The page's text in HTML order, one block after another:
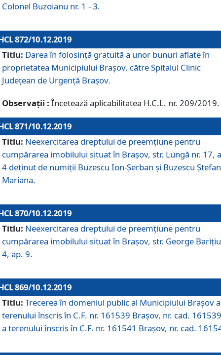
Colonel Buzoianu nr. 1 - 3.
872/10.12.2019
Titlu: Darea în folosinţă gratuită a unor bunuri aflate în
proprietatea Municipiului Braşov, către Spitalul Clinic
Judeţean de Urgenţă Braşov.
Observații : Încetează aplicabilitatea H.C.L. nr. 209/2019.
871/10.12.2019
Titlu: Neexercitarea dreptului de preemţiune pentru
cumpărarea imobilului situat în Braşov, str. Lungă nr. 17,
4 deţinut de numiţii Buzescu Ion-Şerban și Buzescu
Mariana.
870/10.12.2019
Titlu: Neexercitarea dreptului de preemţiune pentru
cumpărarea imobilului situat în Braşov, str. George
4, ap. 9.
869/10.12.2019
Titlu: Trecerea în domeniul public al Municipiului Braşov a
terenului înscris în C.F. nr. 161539 Brașov, nr. cad.
a terenului înscris în C.F. nr. 161541 Brașov, nr. cad.